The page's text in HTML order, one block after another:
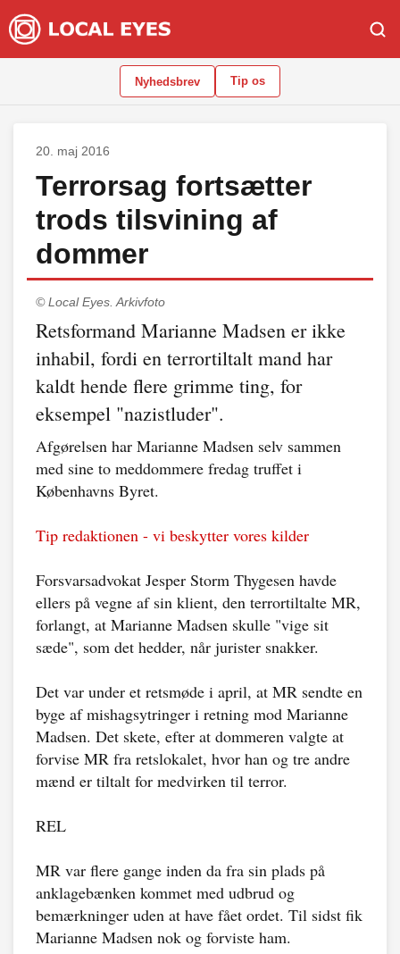
Nyhedsbrev Tip os
20. maj 2016
Terrorsag fortsætter
trods tilsvining af
dommer
© Local Eyes. Arkivfoto
Retsformand Marianne Madsen er ikke
inhabil, fordi en terrortiltalt mand har
kaldt hende flere grimme ting, for
eksempel "nazistluder".
Afgørelsen har Marianne Madsen selv sammen
med sine to meddommere fredag truffet i
Københavns Byret.
Tip redaktionen - vi beskytter vores kilder
Forsvarsadvokat Jesper Storm Thygesen havde
ellers på vegne af sin klient, den terrortiltalte MR,
forlangt, at Marianne Madsen skulle "vige sit
sæde", som det hedder, når jurister snakker.
Det var under et retsmøde i april, at MR sendte en
byge af mishagsytringer i retning mod Marianne
Madsen. Det skete, efter at dommeren valgte at
forvise MR fra retslokalet, hvor han og tre andre
mænd er tiltalt for medvirken til terror.
REL
MR var flere gange inden da fra sin plads på
anklagebænken kommet med udbrud og
bemærkninger uden at have fået ordet. Til sidst fik
Marianne Madsen nok og forviste ham.